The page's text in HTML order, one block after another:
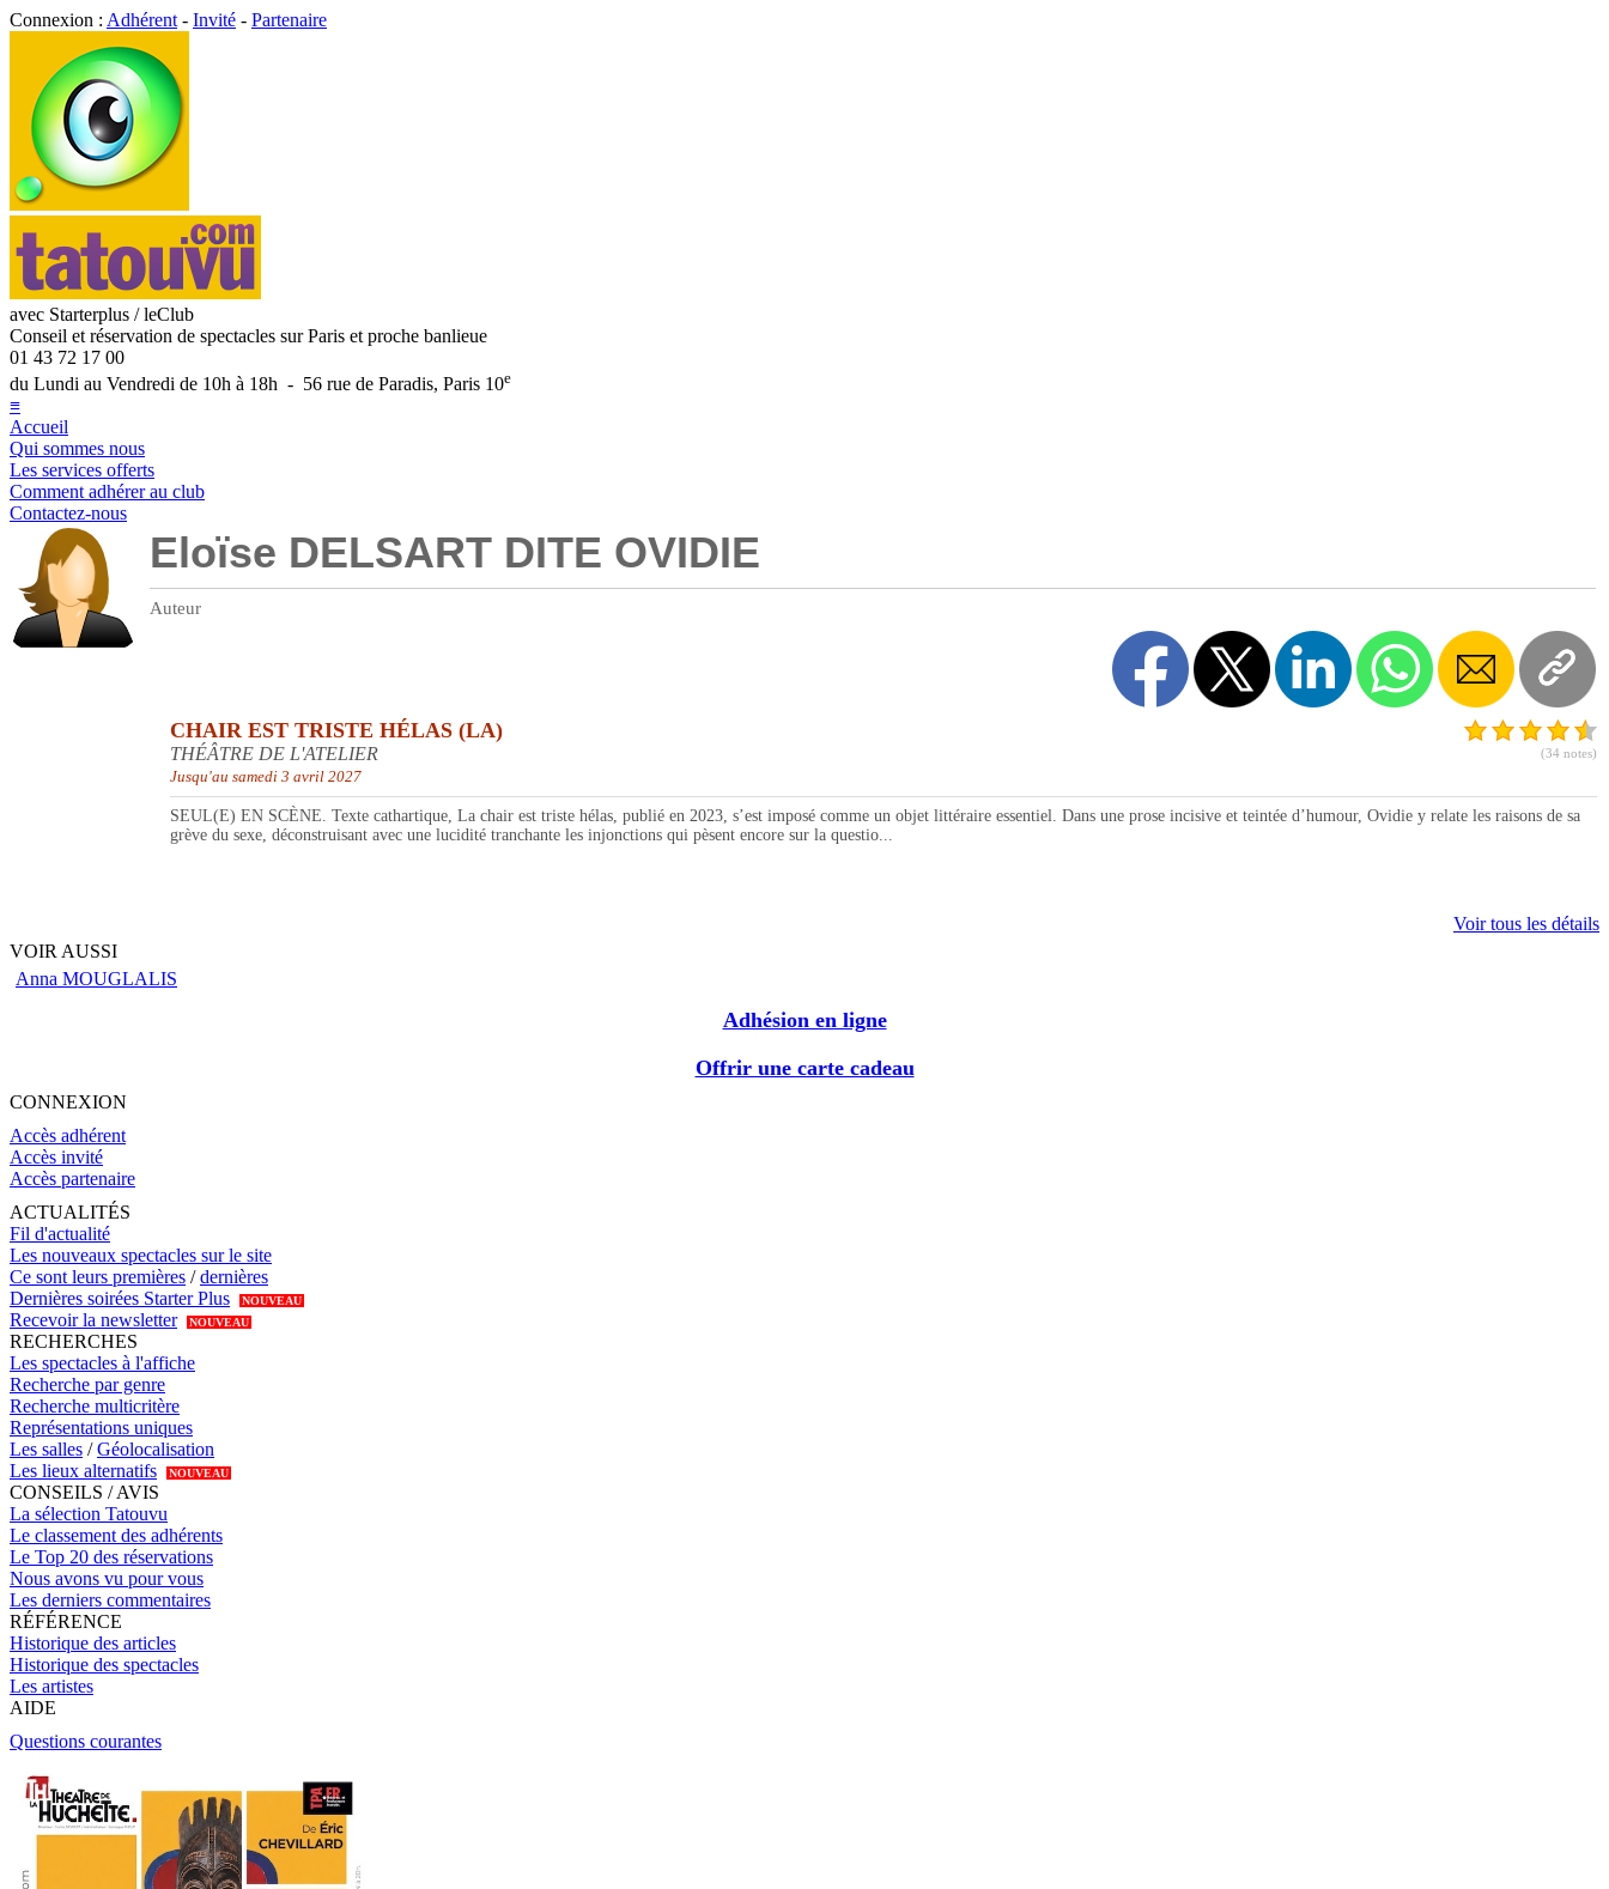
Connexion : Adhérent - Invité - Partenaire
avec Starterplus / leClub
Conseil et réservation de spectacles sur Paris et proche banlieue
01 43 72 17 00
du Lundi au Vendredi de 10h à 18h - 56 rue de Paradis, Paris 10e
≡
Accueil
Qui sommes nous
Les services offerts
Comment adhérer au club
Contactez-nous
Eloïse DELSART DITE OVIDIE
Auteur
(34 notes)
CHAIR EST TRISTE HÉLAS (LA)
THÉÂTRE DE L'ATELIER
Jusqu'au samedi 3 avril 2027
SEUL(E) EN SCÈNE. Texte cathartique, La chair est triste hélas, publié en 2023, s’est imposé comme un objet littéraire essentiel. Dans une prose incisive et teintée d’humour, Ovidie y relate les raisons de sa
grève du sexe, déconstruisant avec une lucidité tranchante les injonctions qui pèsent encore sur la questio...
Voir tous les détails
VOIR AUSSI
Anna MOUGLALIS
Adhésion en ligne
Offrir une carte cadeau
CONNEXION
Accès adhérent
Accès invité
Accès partenaire
ACTUALITÉS
Fil d'actualité
Les nouveaux spectacles sur le site
Ce sont leurs premières /dernières
Dernières soirées Starter Plus
NOUVEAU
Recevoir la newsletter NOUVEAU
RECHERCHES
Les spectacles à l'affiche
Recherche par genre
Recherche multicritère
Représentations uniques
Les salles /Géolocalisation
Les lieux alternatifs
NOUVEAU
CONSEILS / AVIS
La sélection Tatouvu
Le classement des adhérents
Le Top 20 des réservations
Nous avons vu pour vous
Les derniers commentaires
RÉFÉRENCE
Historique des articles
Historique des spectacles
Les artistes
AIDE
Questions courantes